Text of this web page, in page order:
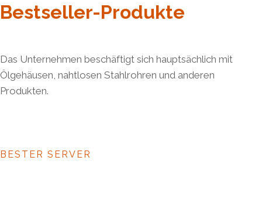
Bestseller-Produkte
Das Unternehmen beschäftigt sich hauptsächlich mit
Ölgehäusen, nahtlosen Stahlrohren und anderen
Produkten.
BESTER SERVER